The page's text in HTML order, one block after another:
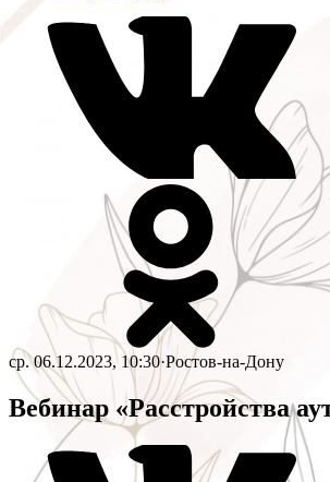
ср. 06.12.2023, 10:30·Ростов-на-Дону
Вебинар «Расстройства